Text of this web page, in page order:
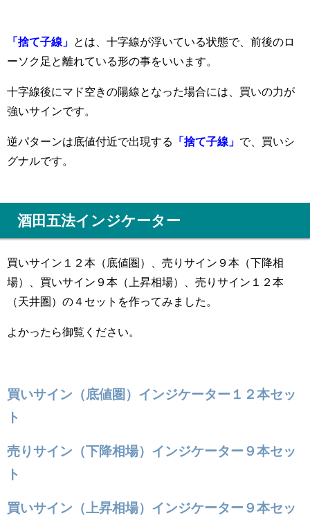
「捨て子線」
とは、十字線が浮いている状態で、前後のロ
ーソク足と離れている形の事をいいます。
十字線後にマド空きの陽線となった場合には、買いの力が
強いサインです。
逆パターンは底値付近で出現する 「捨て子線」 で、買いシ
グナルです。
酒田五法インジケーター
買いサイン１２本（底値圏）、売りサイン９本（下降相
場）、買いサイン９本（上昇相場）、売りサイン１２本
（天井圏）の４セットを作ってみました。
よかったら御覧ください。
買いサイン（底値圏）インジケーター１２本セッ
ト
売りサイン（下降相場）インジケーター９本セッ
ト
買いサイン（上昇相場）インジケーター９本セッ